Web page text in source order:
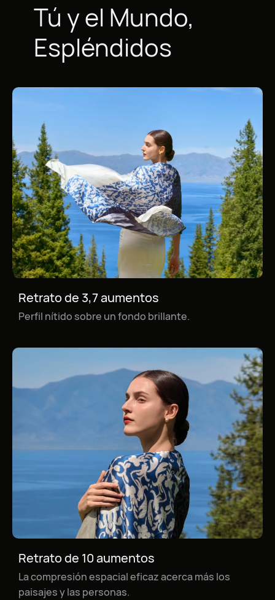
Tú y el Mundo,
Espléndidos
Retrato de 3,7 aumentos
Perfil nítido sobre un fondo brillante.
Retrato de 10 aumentos
La compresión espacial eficaz acerca más los
paisajes y las personas.
Paisaje de 3,7 aumentos
Los tonos del atardecer envuelven a los edificios
panorama impresionante.
Paisaje de 10 aumentos